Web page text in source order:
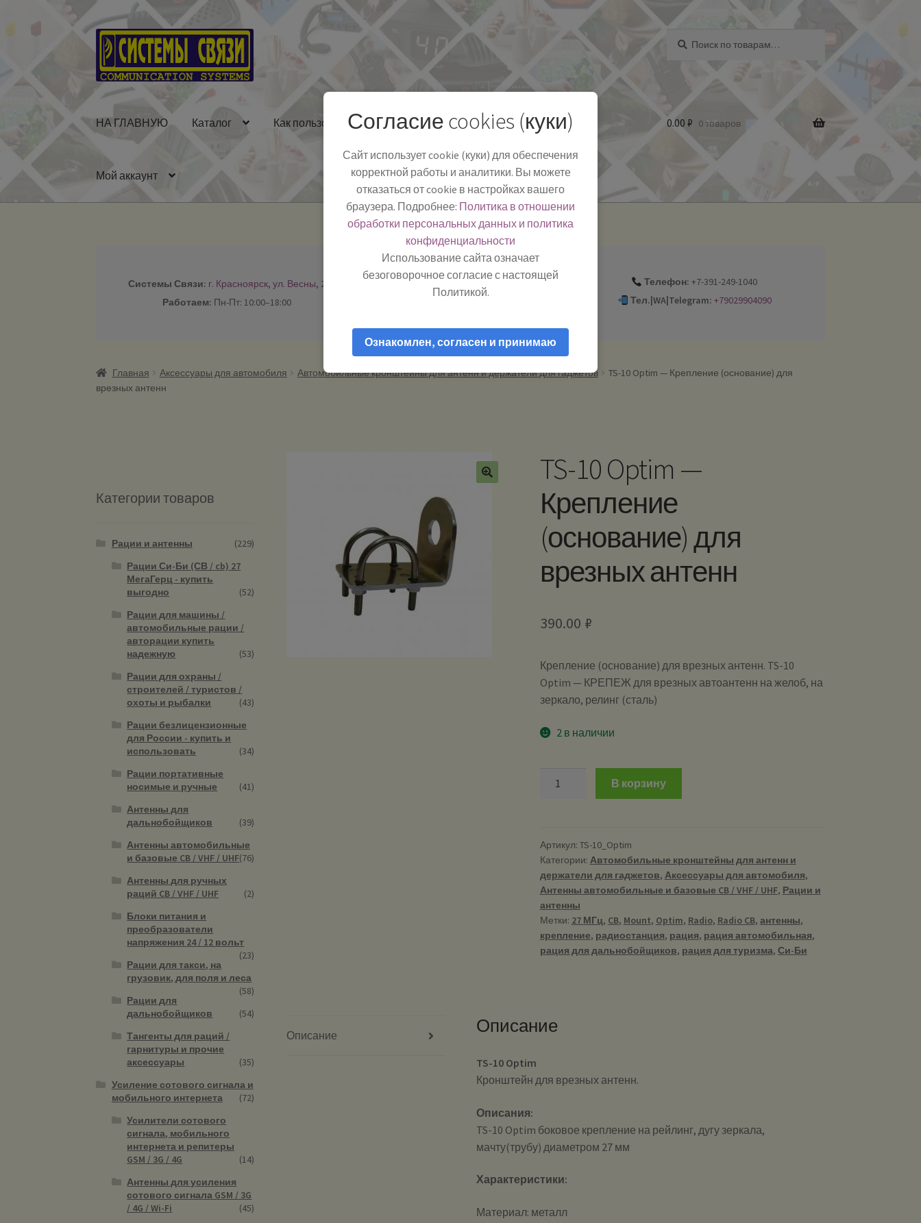
Перейти
к
навигации
Перейти
к
содержимому
НА ГЛАВНУЮ Каталог Как пользоваться Полезная информация БЛОГ
Мой аккаунт
0.00 ₽ 0 товаров
Системы Связи: г. Красноярск, ул. Весны, 2
Работаем: Пн-Пт: 10:00–18:00
-
Телефон: +7-391-249-1040
Тел.|WA|Telegram: +79029904090
Главная Аксессуары для автомобиля Автомобильные кронштейны для антенн и держатели для гаджетов
TS-10 Optim — Крепление (основание) для
врезных антенн
TS-10 Optim —
Крепление
(основание) для
врезных антенн
390.00 ₽
Крепление (основание) для врезных антенн. TS-10
Optim — КРЕПЕЖ для врезных автоантенн на желоб, на
зеркало, релинг (сталь)
2 в наличии
-
Крепление
(основание)
для
врезных
антенн
В корзину
Артикул: TS-10_Optim
Категории: Автомобильные кронштейны для антенн и
держатели для гаджетов, Аксессуары для автомобиля,
Антенны автомобильные и базовые CB / VHF / UHF, Рации и
антенны
Метки: 27 МГц, CB, Mount, Optim, Radio, Radio CB, антенны,
крепление, радиостанция, рация, рация автомобильная,
рация для дальнобойщиков, рация для туризма, Си-Би
Описание Описание
TS-10 Optim
Кронштейн для врезных антенн.
Описания:
TS-10 Optim боковое крепление на рейлинг, дугу зеркала,
мачту(трубу) диаметром 27 мм
Характеристики:
Материал: металл
Категории товаров
Рации и антенны
(229)
Рации Си-Би (СВ / cb) 27
МегаГерц - купить
выгодно
(52)
Рации для машины /
автомобильные рации /
авторации купить
надежную
(53)
Рации для охраны /
строителей / туристов /
охоты и рыбалки
(43)
Рации безлицензионные
для России - купить и
использовать
(34)
Рации портативные
носимые и ручные
(41)
Антенны для
дальнобойщиков
(39)
Антенны автомобильные
и базовые CB / VHF / UHF(76)
Антенны для ручных
раций CB / VHF / UHF
(2)
Блоки питания и
преобразователи
напряжения 24 / 12 вольт
(23)
Рации для такси, на
грузовик, для поля и леса
(58)
Рации для
дальнобойщиков
(54)
Тангенты для раций /
гарнитуры и прочие
аксессуары
(35)
Усиление сотового сигнала и
мобильного интернета
(72)
Усилители сотового
сигнала, мобильного
интернета и репитеры
GSM / 3G / 4G
(14)
Антенны для усиления
сотового сигнала GSM / 3G
/ 4G / Wi-Fi
(45)
Согласие cookies (куки)
Сайт использует cookie (куки) для обеспечения
корректной работы и аналитики. Вы можете
отказаться от cookie в настройках вашего
браузера. Подробнее: Политика в отношении
обработки персональных данных и политика
конфиденциальности
Использование сайта означает
безоговорочное согласие с настоящей
Политикой.
Ознакомлен, согласен и принимаю